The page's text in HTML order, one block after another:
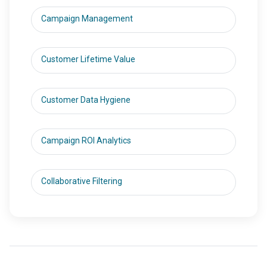
Campaign Management
Customer Lifetime Value
Customer Data Hygiene
Campaign ROI Analytics
Collaborative Filtering